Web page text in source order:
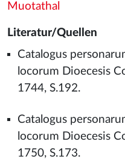
Muotathal
Literatur/Quellen
Catalogus
locorum Dioecesis
1744, S.192.
Catalogus
locorum Dioecesis
1750, S.173.